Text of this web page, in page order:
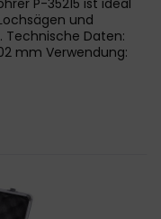
und
Technische Daten:
mm Verwendung: